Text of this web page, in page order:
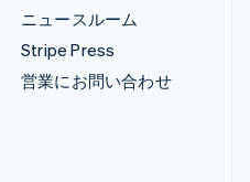
ニュースルーム
Stripe Press
営業にお問い合わせ